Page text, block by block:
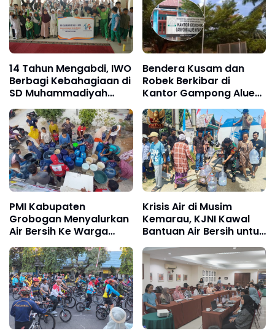
14 Tahun Mengabdi, IWO
Berbagi Kebahagiaan di
SD Muhammadiyah
Bukit Duri
Bendera Kusam dan
Robek Berkibar di
Kantor Gampong Alue
Nyamok, Keuchik
Disorot Jelang HUT ke-
81 RI. Terkesan Kurang
Nasionalisme
PMI Kabupaten
Grobogan Menyalurkan
Air Bersih Ke Warga
Krisis Air di Musim
Kemarau, KJNI Kawal
Bantuan Air Bersih untuk